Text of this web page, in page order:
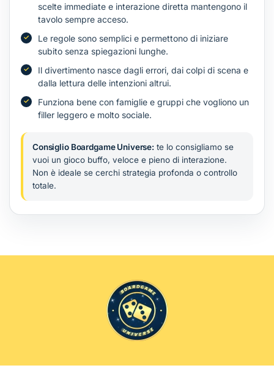
scelte immediate e interazione diretta mantengono il
tavolo sempre acceso.
Le regole sono semplici e permettono di iniziare
subito senza spiegazioni lunghe.
Il divertimento nasce dagli errori, dai colpi di scena e
dalla lettura delle intenzioni altrui.
Funziona bene con famiglie e gruppi che vogliono un
filler leggero e molto sociale.
Consiglio Boardgame Universe: te lo consigliamo se
vuoi un gioco buffo, veloce e pieno di interazione.
Non è ideale se cerchi strategia profonda o controllo
totale.